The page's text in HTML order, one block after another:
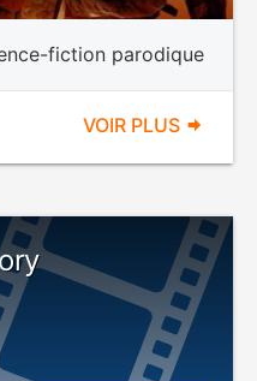
fiction parodique
VOIR PLUS